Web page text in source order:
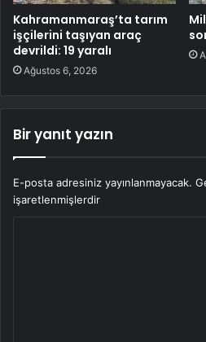
Kahramanmaraş’ta tarım
işçilerini taşıyan araç
devrildi: 19 yaralı
Ağustos 6, 2026
Bir yanıt yazın
E-posta adresiniz yayınlanmayacak.
işaretlenmişlerdir